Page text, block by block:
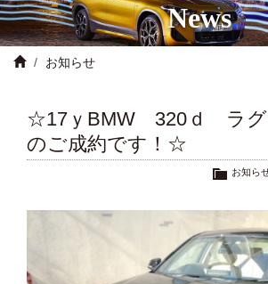
News
お知らせ
☆17ｙBMW 320ｄ ラグ
のご成約です！☆
お知ら